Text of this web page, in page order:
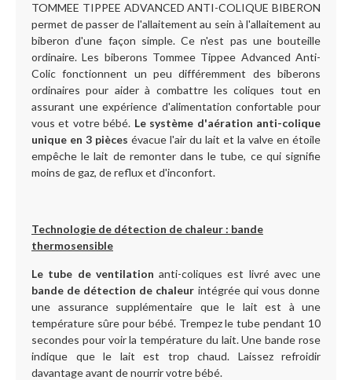
TOMMEE TIPPEE ADVANCED ANTI-COLIQUE BIBERON
permet de passer de l'allaitement au sein à l'allaitement au
biberon d'une façon simple. Ce n'est pas une bouteille
ordinaire. Les biberons Tommee Tippee Advanced Anti-
Colic fonctionnent un peu différemment des biberons
ordinaires pour aider à combattre les coliques tout en
assurant une expérience d'alimentation confortable pour
vous et votre bébé. Le système d'aération anti-colique
unique en 3 pièces évacue l'air du lait et la valve en étoile
empêche le lait de remonter dans le tube, ce qui signifie
moins de gaz, de reflux et d'inconfort.
Technologie de détection de chaleur : bande
thermosensible
Le tube de ventilation anti-coliques est livré avec une
bande de détection de chaleur intégrée qui vous donne
une assurance supplémentaire que le lait est à une
température sûre pour bébé. Trempez le tube pendant 10
secondes pour voir la température du lait. Une bande rose
indique que le lait est trop chaud. Laissez refroidir
davantage avant de nourrir votre bébé.